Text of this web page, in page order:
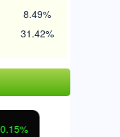
8.49%
31.42%
0.30%